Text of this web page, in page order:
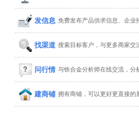
发信息 免费发布产品供求信息、企业
找渠道 搜索目标客户，与更多商家交
问行情 与铁合金分析师在线交流，分
建商铺 拥有商铺，可以更好更直接的